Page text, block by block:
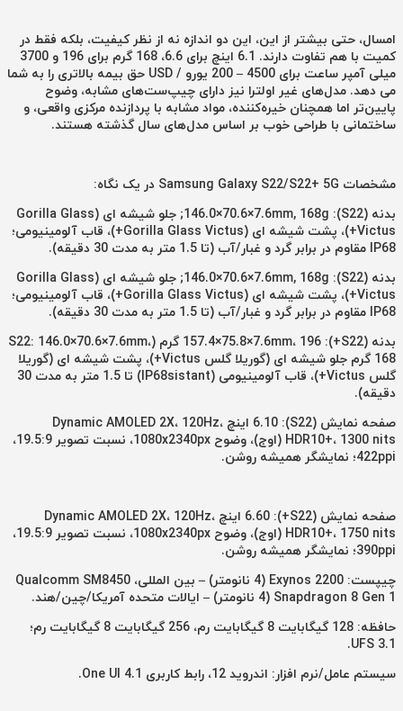
امسال، حتی بیشتر از این، این دو اندازه نه از نظر کیفیت، بلکه فقط در
کمیت با هم تفاوت دارند. 6.1 اینچ برای 6.6، 168 گرم برای 196 و 3700
میلی آمپر ساعت برای 4500 – 200 یورو / USD حق بیمه بالاتری را به شما
می دهد. مدل‌های غیر اولترا نیز دارای چیپ‌ست‌های مشابه، وضوح
پایین‌تر اما همچنان خیره‌کننده، مواد مشابه با پردازنده مرکزی واقعی، و
ساختمانی با طراحی خوب بر اساس مدل‌های سال گذشته هستند.
مشخصات Samsung Galaxy S22/S22+ 5G در یک نگاه:
بدنه (S22): 146.0×70.6×7.6mm, 168g; جلو شیشه ای (Gorilla Glass
Victus+)، پشت شیشه ای (Gorilla Glass Victus+)، قاب آلومینیومی؛
IP68 مقاوم در برابر گرد و غبار/آب (تا 1.5 متر به مدت 30 دقیقه).
بدنه (S22): 146.0×70.6×7.6mm, 168g; جلو شیشه ای (Gorilla Glass
Victus+)، پشت شیشه ای (Gorilla Glass Victus+)، قاب آلومینیومی؛
IP68 مقاوم در برابر گرد و غبار/آب (تا 1.5 متر به مدت 30 دقیقه).
بدنه (S22+): 157.4×75.8×7.6mm، 196 گرم (S22: 146.0×70.6×7.6mm،
168 گرم جلو شیشه ای (گوریلا گلس Victus+)، پشت شیشه ای (گوریلا
گلس Victus+)، قاب آلومینیومی (IP68sistant) تا 1.5 متر به مدت 30
دقیقه).
صفحه نمایش (S22): 6.10 اینچ Dynamic AMOLED 2X، 120Hz،
HDR10+، 1300 nits (اوج)، وضوح 1080x2340px، نسبت تصویر 19.5:9،
422ppi؛ نمایشگر همیشه روشن.
صفحه نمایش (S22+): 6.60 اینچ Dynamic AMOLED 2X، 120Hz،
HDR10+، 1750 nits (اوج)، وضوح 1080x2340px، نسبت تصویر 19.5:9،
390ppi؛ نمایشگر همیشه روشن.
چیپست: Exynos 2200 (4 نانومتر) – بین المللی، Qualcomm SM8450
Snapdragon 8 Gen 1 (4 نانومتر) – ایالات متحده آمریکا/چین/هند.
حافظه: 128 گیگابایت 8 گیگابایت رم، 256 گیگابایت 8 گیگابایت رم؛
UFS 3.1.
سیستم عامل/نرم افزار: اندروید 12، رابط کاربری One UI 4.1.